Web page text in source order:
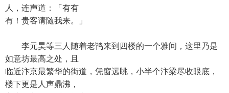
人，连声道：「有有
有！贵客请随我来。」
李元昊等三人随着老鸨来到四楼的一个雅间，这里乃是
如意坊最高之处，且
临近汴京最繁华的街道，凭窗远眺，小半个汴梁尽收眼底，
楼下更是人声鼎沸，